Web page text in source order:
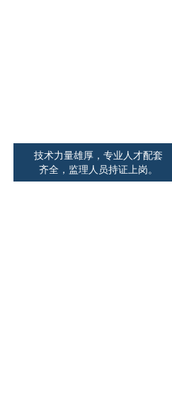
技术力量雄厚，专业人才配套
齐全，监理人员持证上岗。